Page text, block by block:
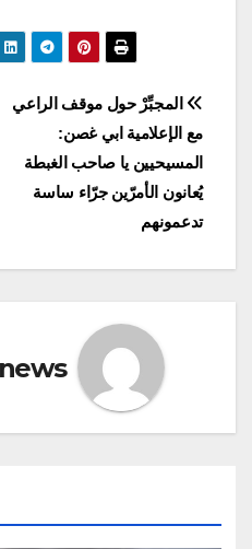
Post
navigation
المجبِّرْ حول موقف الراعي
مع الإعلامية ابي غصن:
المسيحيين يا صاحب الغبطة
يُعانون الأمرّين جرّاء ساسة
تدعمونهم